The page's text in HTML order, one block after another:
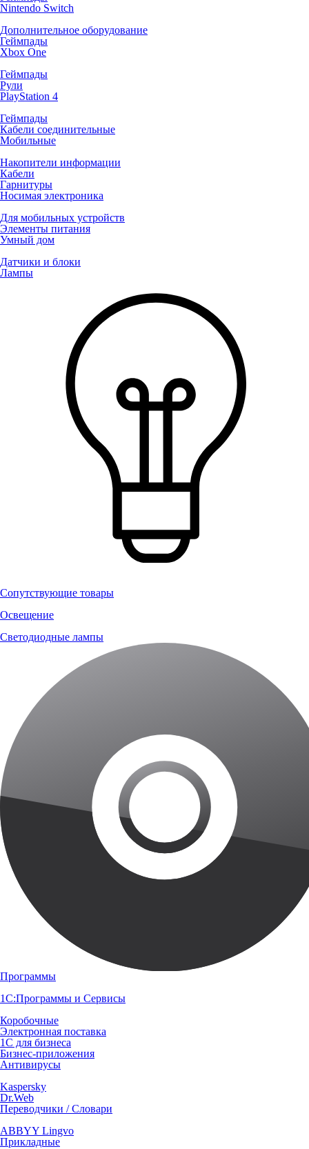
Nintendo Switch
Дополнительное оборудование
Геймпады
Xbox One
Геймпады
Рули
PlayStation 4
Геймпады
Кабели соединительные
Мобильные
Накопители информации
Кабели
Гарнитуры
Носимая электроника
Для мобильных устройств
Элементы питания
Умный дом
Датчики и блоки
Лампы
Сопутствующие товары
Освещение
Светодиодные лампы
Программы
1С:Программы и Сервисы
Коробочные
Электронная поставка
1С для бизнеса
Бизнес-приложения
Антивирусы
Kaspersky
Dr.Web
Переводчики / Словари
ABBYY Lingvo
Прикладные